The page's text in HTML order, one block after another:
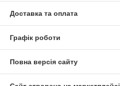
Доставка та оплата
Графік роботи
Повна версія сайту